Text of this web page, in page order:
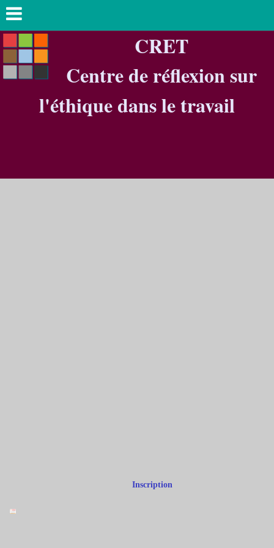
CRET
Centre de réflexion sur
l'éthique dans le travail
Inscription